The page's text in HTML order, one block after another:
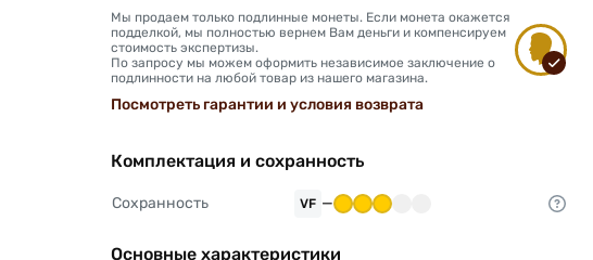
Мы продаем только подлинные монеты. Если монета окажется
подделкой, мы полностью вернем Вам деньги и компенсируем
стоимость экспертизы.
По запросу мы можем оформить независимое заключение о
подлинности на любой товар из нашего магазина.
Посмотреть гарантии и условия возврата
Комплектация и сохранность
Сохранность VF —
Основные характеристики